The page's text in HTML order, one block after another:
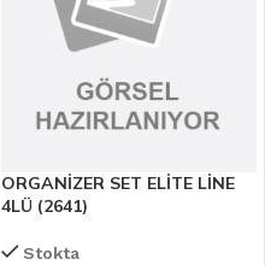
ORGANİZER SET ELİTE LİNE
4LÜ (2641)
Stokta